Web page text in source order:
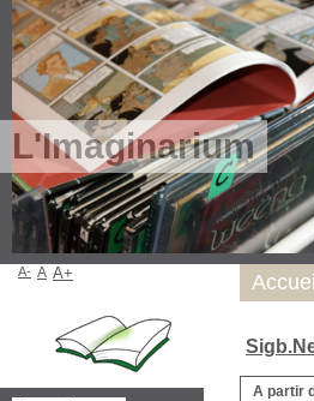
L'Imaginarium
A partir
Accueil
A- A A+